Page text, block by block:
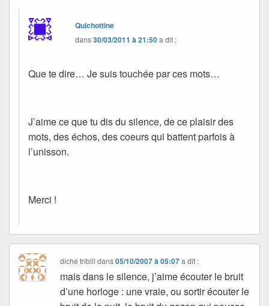
Quichottine
dans30/03/2011 à 21:50a dit :
Que te dire… Je suis touchée par ces mots…
J’aime ce que tu dis du silence, de ce plaisir des
mots, des échos, des coeurs qui battent parfois à
l’unisson.
Merci !
diche tribill dans05/10/2007 à 05:07 a dit :
mais dans le silence, j’aime écouter le bruit
d’une horloge : une vraie, ou sortir écouter le